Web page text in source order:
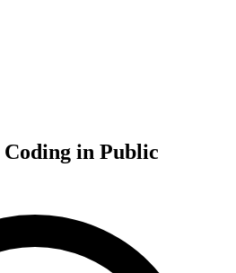
Coding in Public